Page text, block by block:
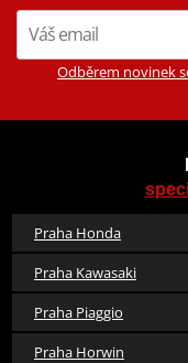
Odběrem novinek
Praha Honda
Praha Kawasaki
Praha Piaggio
Praha Horwin